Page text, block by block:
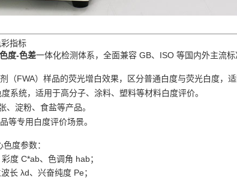
指标
度‑色差一体化检测体系，全面兼容 GB、ISO 等国内外主流标
（FWA）样品的荧光增白效果，区分普通白度与荧光白度，
系统，适用于高分子、涂料、塑料等材料白度评价。
、淀粉、食盐等产品。
等专用白度评价场景。
度参数：
度 C*ab、色调角 hab；
长 λd、兴奋纯度 Pe；